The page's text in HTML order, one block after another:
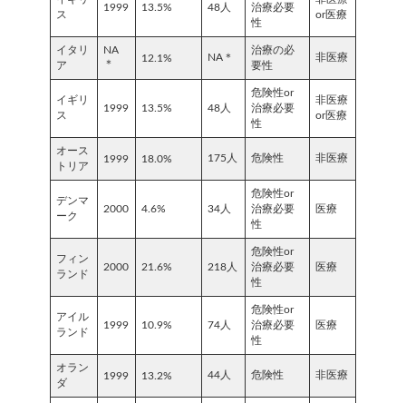
ス
1999 13.5% 48人
治療必要
性
or医療
イタリ
ア
NA
＊
12.1% NA＊
治療の必
要性
非医療
イギリ
ス
1999 13.5% 48人
危険性or
治療必要
性
非医療
or医療
オース
トリア
1999 18.0% 175人 危険性 非医療
デンマ
ーク
2000 4.6% 34人
危険性or
治療必要
性
医療
フィン
ランド
2000 21.6% 218人
危険性or
治療必要
性
医療
アイル
ランド
1999 10.9% 74人
危険性or
治療必要
性
医療
オラン
ダ
1999 13.2% 44人 危険性 非医療